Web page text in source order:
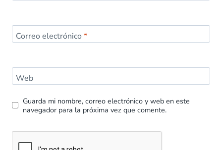
Correo electrónico *
Web
Guarda mi nombre, correo electrónico y web en este
navegador para la próxima vez que comente.